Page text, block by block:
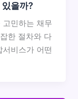
을까?
민하는 채무
한 절차와 다
비스가 어떤